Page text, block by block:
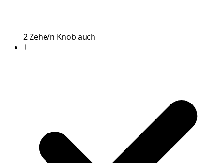
2Zehe/n Knoblauch